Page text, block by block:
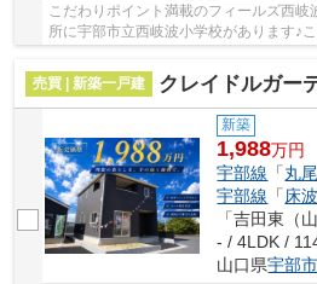
こだわりポイント満載のフィールズ西
所に宇部市立西岐波小学校があります♪
売買 | 新築一戸建
クレイドルガー
新築
1,988万円
宇部線 「丸尾
宇部線 「 床波
- / 4LDK /
山口県宇部市